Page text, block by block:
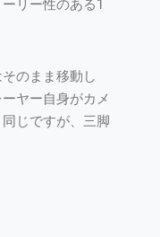
リー性のある1
のまま移動し
ヤー自身がカメ
じですが、三脚